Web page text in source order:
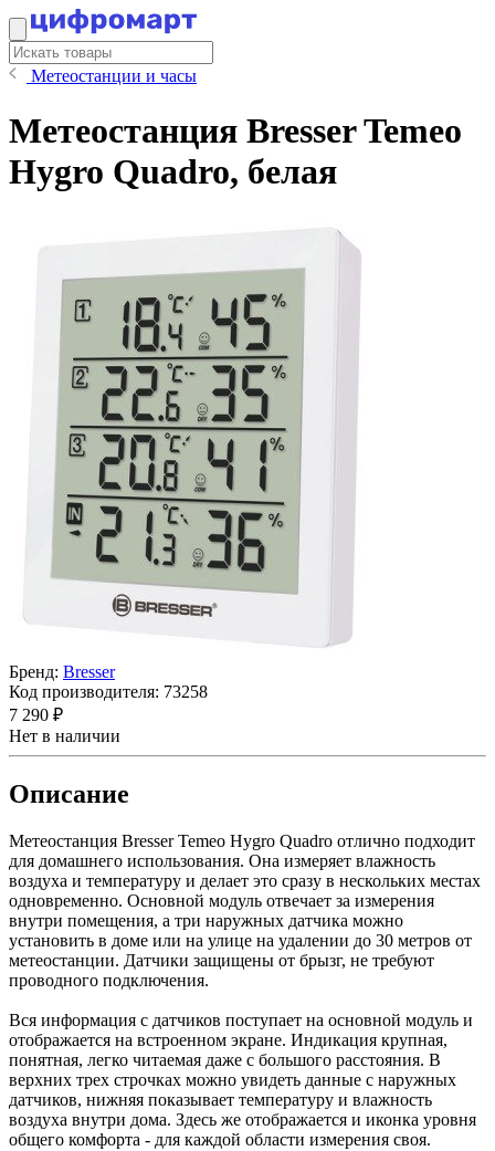
Метеостанции и часы
Метеостанция Bresser Temeo
Hygro Quadro, белая
Бренд: Bresser
Код производителя: 73258
7 290 ₽
Нет в наличии
Описание
Метеостанция Bresser Temeo Hygro Quadro отлично подходит
для домашнего использования. Она измеряет влажность
воздуха и температуру и делает это сразу в нескольких местах
одновременно. Основной модуль отвечает за измерения
внутри помещения, а три наружных датчика можно
установить в доме или на улице на удалении до 30 метров от
метеостанции. Датчики защищены от брызг, не требуют
проводного подключения.
Вся информация с датчиков поступает на основной модуль и
отображается на встроенном экране. Индикация крупная,
понятная, легко читаемая даже с большого расстояния. В
верхних трех строчках можно увидеть данные с наружных
датчиков, нижняя показывает температуру и влажность
воздуха внутри дома. Здесь же отображается и иконка уровня
общего комфорта - для каждой области измерения своя.